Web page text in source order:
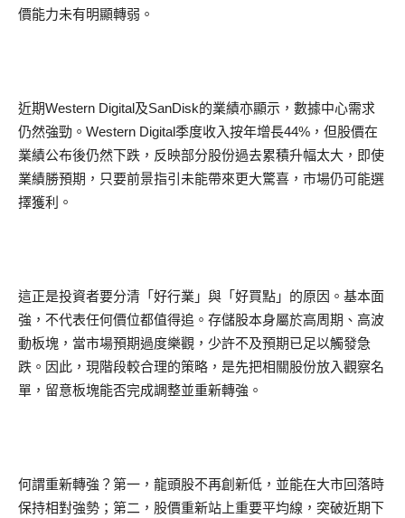
價能力未有明顯轉弱。
近期Western Digital及SanDisk的業績亦顯示，數據中心需求
仍然強勁。Western Digital季度收入按年增長44%，但股價在
業績公布後仍然下跌，反映部分股份過去累積升幅太大，即使
業績勝預期，只要前景指引未能帶來更大驚喜，市場仍可能選
擇獲利。
這正是投資者要分清「好行業」與「好買點」的原因。基本面
強，不代表任何價位都值得追。存儲股本身屬於高周期、高波
動板塊，當市場預期過度樂觀，少許不及預期已足以觸發急
跌。因此，現階段較合理的策略，是先把相關股份放入觀察名
單，留意板塊能否完成調整並重新轉強。
何謂重新轉強？第一，龍頭股不再創新低，並能在大市回落時
保持相對強勢；第二，股價重新站上重要平均線，突破近期下